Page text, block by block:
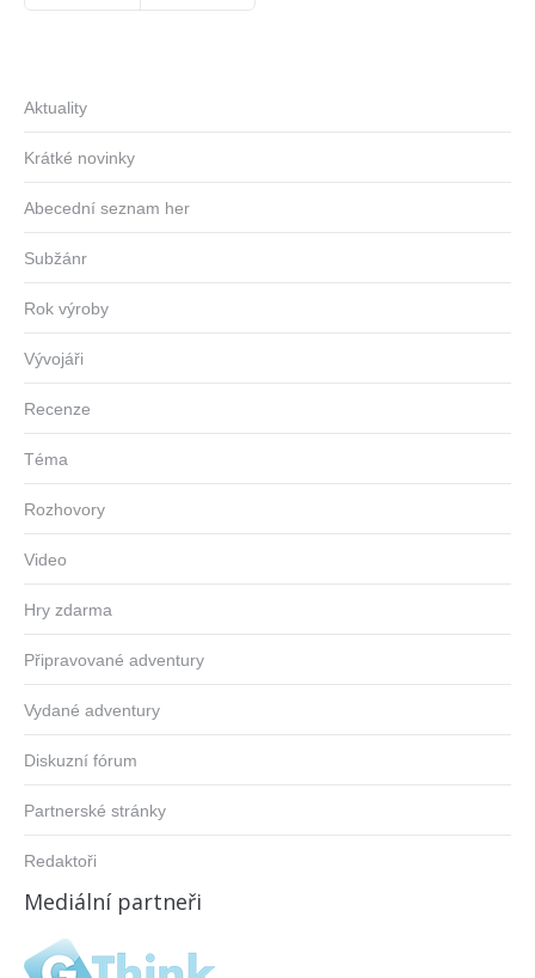
Aktuality
Krátké novinky
Abecední seznam her
Subžánr
Rok výroby
Vývojáři
Recenze
Téma
Rozhovory
Video
Hry zdarma
Připravované adventury
Vydané adventury
Diskuzní fórum
Partnerské stránky
Redaktoři
Mediální partneři